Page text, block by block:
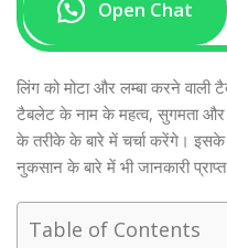
Open Chat
लिंग को मोटा और लम्बा करने वाली
टैबलेट के नाम के महत्व, सुगमता
के तरीके के बारे में चर्चा करेंगे।
नुकसान के बारे में भी जानकारी
Table of Contents